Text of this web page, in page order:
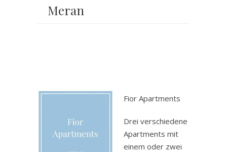
Meran
Fior Apartments
Drei verschiedene
Apartments mit
einem oder zwei